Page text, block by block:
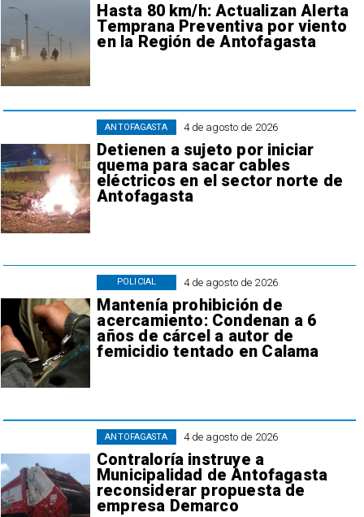
Hasta 80 km/h: Actualizan Alerta
Temprana Preventiva por viento
en la Región de Antofagasta
4 de agosto de 2026
Detienen a sujeto por iniciar
quema para sacar cables
eléctricos en el sector norte de
Antofagasta
ANTOFAGASTA
4 de agosto de 2026
Mantenía prohibición de
acercamiento: Condenan a 6
años de cárcel a autor de
femicidio tentado en Calama
POLICIAL
4 de agosto de 2026
Contraloría instruye a
Municipalidad de Antofagasta
reconsiderar propuesta de
empresa Demarco
ANTOFAGASTA